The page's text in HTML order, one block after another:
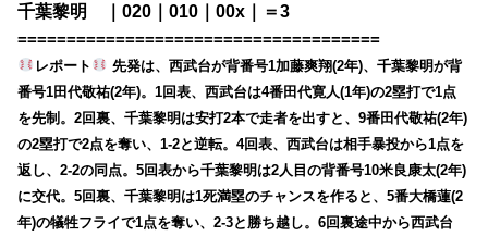
千葉黎明 ｜020｜010｜00x｜＝3
=====================================
レポート
先発は、西武台が背番号1加藤爽翔(2年)、千葉黎明が背
番号1田代敬祐(2年)。1回表、西武台は4番田代寛人(1年)の2塁打で1点
を先制。2回裏、千葉黎明は安打2本で走者を出すと、9番田代敬祐(2年)
の2塁打で2点を奪い、1-2と逆転。4回表、西武台は相手暴投から1点を
返し、2-2の同点。5回表から千葉黎明は2人目の背番号10米良康太(2年)
に交代。5回裏、千葉黎明は1死満塁のチャンスを作ると、5番大橋蓮(2
年)の犠牲フライで1点を奪い、2-3と勝ち越し。6回裏途中から西武台